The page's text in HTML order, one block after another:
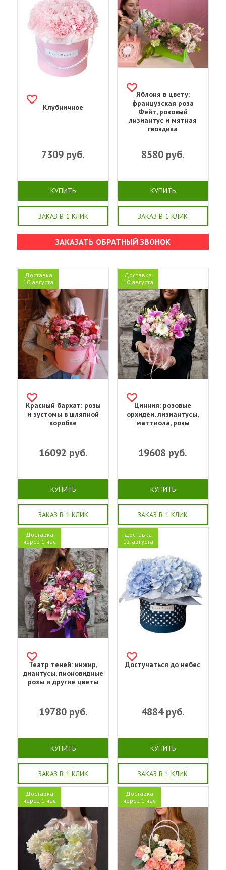
Клубничное
7309 руб.
КУПИТЬ
ЗАКАЗ В 1 КЛИК
Яблоня в цвету:
французская роза
Фейт, розовый
лизиантус и мятная
гвоздика
8580руб.
КУПИТЬ
ЗАКАЗ В 1 КЛИК
ЗАКАЗАТЬ ОБРАТНЫЙ ЗВОНОК
Доставка
10 августа
Красный бархат: розы
и эустомы в шляпной
коробке
16092 руб.
КУПИТЬ
ЗАКАЗ В 1 КЛИК
Доставка
10 августа
Цинния: розовые
орхидеи, лизиантусы,
маттиола, розы
19608 руб.
КУПИТЬ
ЗАКАЗ В 1 КЛИК
Доставка
через 1 час
Театр теней: инжир,
диантусы, пионовидные
розы и другие цветы
19780руб.
КУПИТЬ
ЗАКАЗ В 1 КЛИК
Доставка
12 августа
Достучаться до небес
4884руб.
КУПИТЬ
ЗАКАЗ В 1 КЛИК
Доставка
через 1 час
Доставка
через 1 час